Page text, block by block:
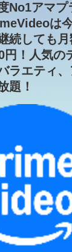
No1アマプ
は
続しても
円！人気の
ラエティ、
題！